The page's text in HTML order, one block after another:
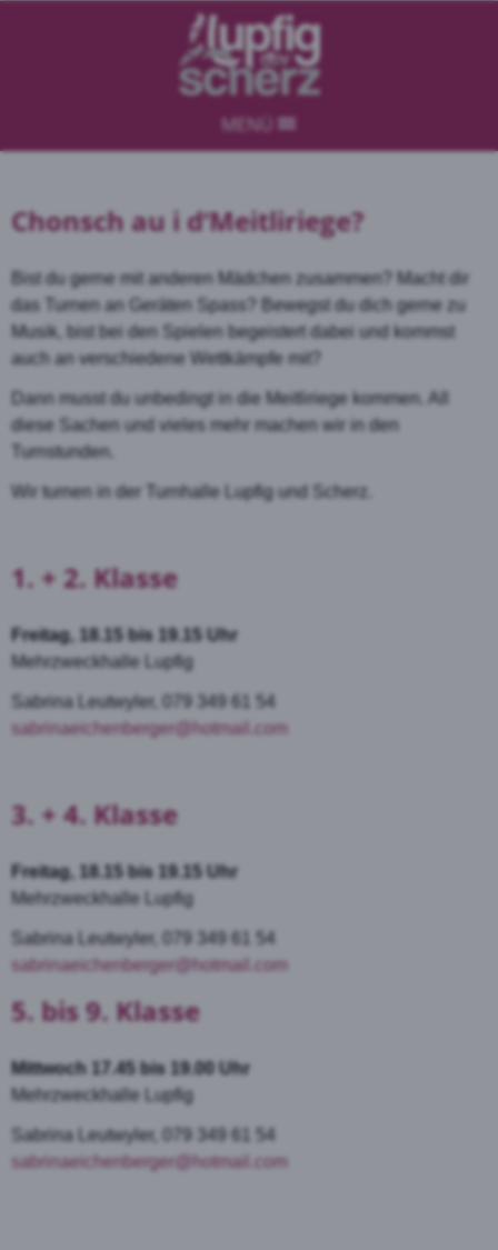
MENÜ
Chonsch au i d‘Meitliriege?
Bist du gerne mit anderen Mädchen zusammen? Macht dir
das Turnen an Geräten Spass? Bewegst du dich gerne zu
Musik, bist bei den Spielen begeistert dabei und kommst
auch an verschiedene Wettkämpfe mit?
Dann musst du unbedingt in die Meitliriege kommen. All
diese Sachen und vieles mehr machen wir in den
Turnstunden.
Wir turnen in der Turnhalle Lupfig und Scherz.
1. + 2. Klasse
Freitag, 18.15 bis 19.15 Uhr
Mehrzweckhalle Lupfig
Sabrina Leutwyler, 079 349 61 54
sabrinaeichenberger@hotmail.com
3. + 4. Klasse
Freitag, 18.15 bis 19.15 Uhr
Mehrzweckhalle Lupfig
Sabrina Leutwyler, 079 349 61 54
sabrinaeichenberger@hotmail.com
5. bis 9. Klasse
Mittwoch 17.45 bis 19.00 Uhr
Mehrzweckhalle Lupfig
Sabrina Leutwyler, 079 349 61 54
sabrinaeichenberger@hotmail.com